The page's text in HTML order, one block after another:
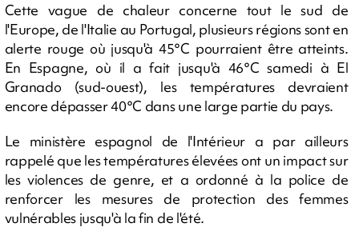
Cette vague de chaleur concerne tout le sud de
l'Europe, de l'Italie au Portugal, plusieurs régions sont en
alerte rouge où jusqu'à 45°C pourraient être atteints.
En Espagne, où il a fait jusqu'à 46°C samedi à El
Granado (sud-ouest), les températures devraient
encore dépasser 40°C dans une large partie du pays.
Le ministère espagnol de l'Intérieur a par ailleurs
rappelé que les températures élevées ont un impact sur
les violences de genre, et a ordonné à la police de
renforcer les mesures de protection des femmes
vulnérables jusqu'à la fin de l'été.